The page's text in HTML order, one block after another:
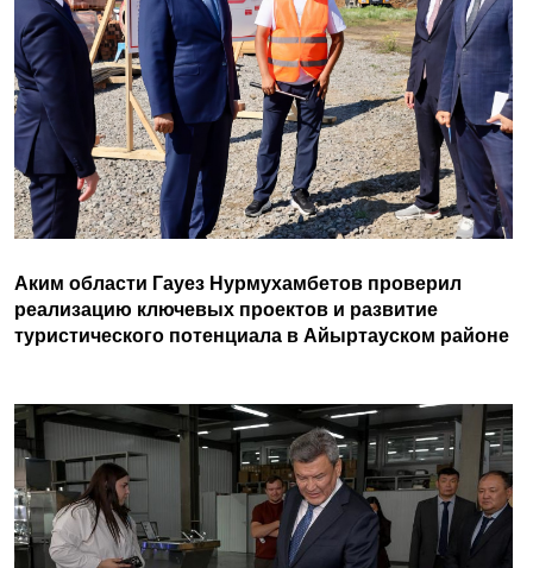
Аким области Гауез Нурмухамбетов проверил
реализацию ключевых проектов и развитие
туристического потенциала в Айыртауском районе